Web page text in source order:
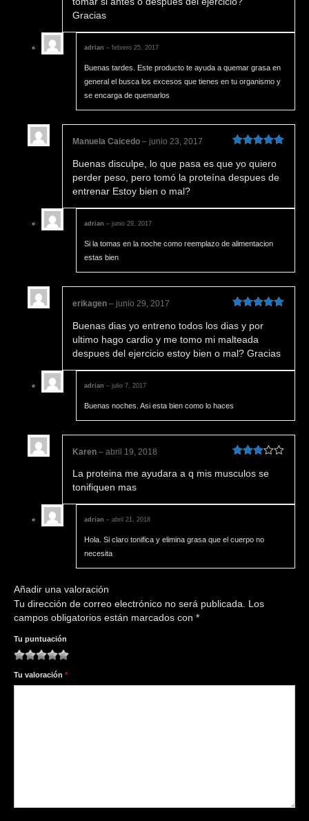
Gracias
adrian – febrero 25, 2017
Buenas tardes. Este producto te ayuda a quemar grasa en
general el busca los excesos que tienes en tu organismo y
se encarga de quemarlos
5de 5
Manuela Caicedo – junio 23, 2017
Buenas disculpe, lo que pasa es que yo quiero
perder peso, pero tomó la proteína despues de
entrenar Estoy bien o mal?
adrian – junio 29, 2017
Si la tomas en la noche como reemplazo de alimentacion
estas bien
5de 5
erikagen – junio 29, 2017
Buenas dias yo entreno todos los dias y por
ultimo hago cardio y me tomo mi malteada
despues del ejercicio estoy bien o mal? Gracias
adrian – julio 7, 2017
Buenas noches. Asi esta bien como lo haces
en 3de
Karen – abril 19, 2018
La proteina me ayudara a q mis musculos se
tonifiquen mas
adrian – abril 21, 2018
Hola. Si claro tonifica y elimina grasa que el cuerpo no
necesita
Añadir una valoración
Tu dirección de correo electrónico no será publicada. Los
campos obligatorios están marcados con *
Tu puntuación
Tu valoración *